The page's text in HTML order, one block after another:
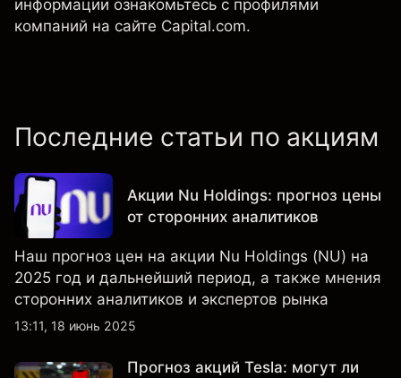
информации ознакомьтесь с профилями
компаний на сайте Capital.com.
Последние статьи по акциям
Акции Nu Holdings: прогноз цены
от сторонних аналитиков
Наш прогноз цен на акции Nu Holdings (NU) на
2025 год и дальнейший период, а также мнения
сторонних аналитиков и экспертов рынка
13:11, 18 июнь 2025
Прогноз акций Tesla: могут ли